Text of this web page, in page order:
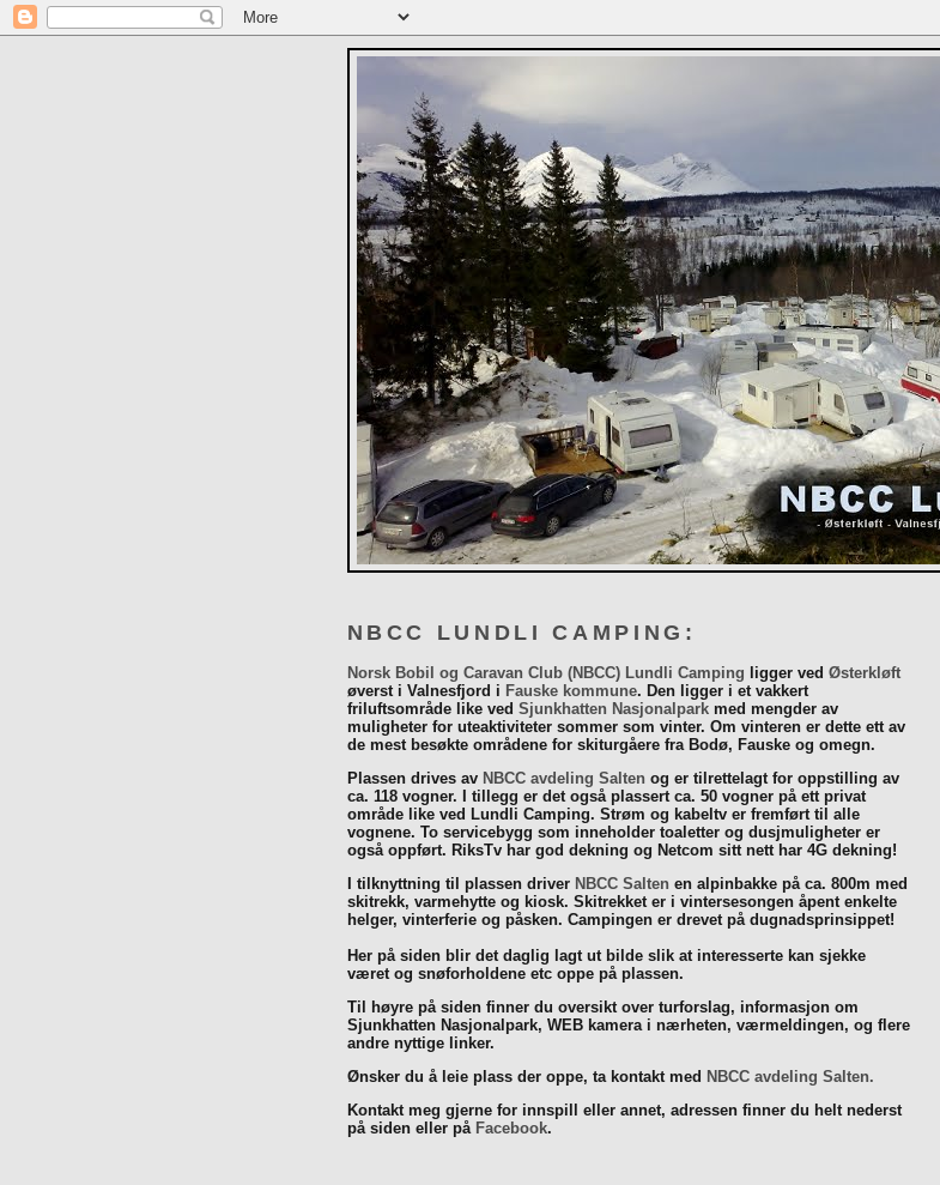
NBCC LUNDLI CAMPING:
Norsk Bobil og Caravan Club (NBCC) Lundli Camping ligger ved Østerkløft
øverst i Valnesfjord i Fauske kommune. Den ligger i et vakkert
friluftsområde like ved Sjunkhatten Nasjonalparkmed mengder av
muligheter for uteaktiviteter sommer som vinter. Om vinteren er dette ett av
de mest besøkte områdene for skiturgåere fra Bodø, Fauske og omegn.
Plassen drives av NBCC avdeling Salten og er tilrettelagt for oppstilling av
ca. 118 vogner. I tillegg er det også plassert ca. 50 vogner på ett privat
område like ved Lundli Camping. Strøm og kabeltv er fremført til alle
vognene. To servicebygg som inneholder toaletter og dusjmuligheter er
også oppført. RiksTv har god dekning og Netcom sitt nett har 4G dekning!
I tilknyttning til plassen driver NBCC Salten en alpinbakke på ca. 800m med
skitrekk, varmehytte og kiosk. Skitrekket er i vintersesongen åpent enkelte
helger, vinterferie og påsken. Campingen er drevet på dugnadsprinsippet!
Her på siden blir det daglig lagt ut bilde slik at interesserte kan sjekke
været og snøforholdene etc oppe på plassen.
Til høyre på siden finner du oversikt over turforslag, informasjon om
Sjunkhatten Nasjonalpark, WEB kamera i nærheten, værmeldingen, og flere
andre nyttige linker.
Ønsker du å leie plass der oppe, ta kontakt med NBCC avdeling Salten.
Kontakt meg gjerne for innspill eller annet, adressen finner du helt nederst
på siden eller på Facebook.